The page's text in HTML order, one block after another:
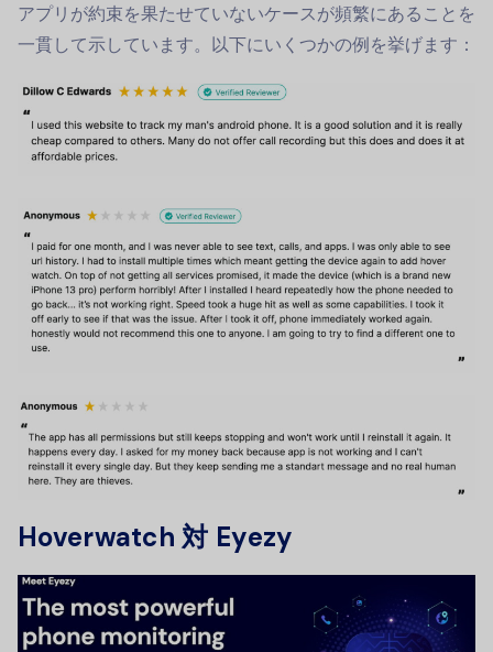
アプリが約束を果たせていないケースが頻繁にあることを
一貫して示しています。以下にいくつかの例を挙げます：
Hoverwatch 対 Eyezy